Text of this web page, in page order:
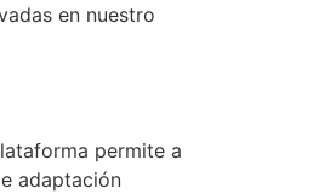
en nuestro
permite a
adaptación